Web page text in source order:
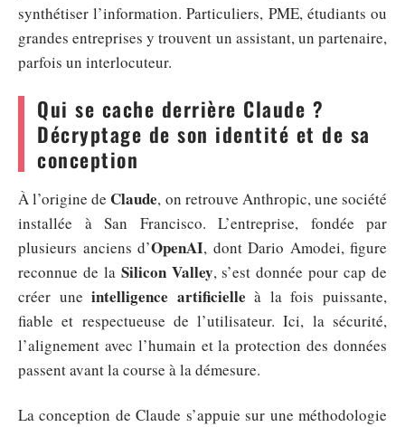
synthétiser l’information. Particuliers, PME, étudiants ou
grandes entreprises y trouvent un assistant, un partenaire,
parfois un interlocuteur.
Qui se cache derrière Claude ?
Décryptage de son identité et de sa
conception
À l’origine de Claude, on retrouve Anthropic, une société
installée à San Francisco. L’entreprise, fondée par
plusieurs anciens d’OpenAI, dont Dario Amodei, figure
reconnue de la Silicon Valley, s’est donnée pour cap de
créer uneintelligence artificielle à la fois puissante,
fiable et respectueuse de l’utilisateur. Ici, la sécurité,
l’alignement avec l’humain et la protection des données
passent avant la course à la démesure.
La conception de Claude s’appuie sur une méthodologie